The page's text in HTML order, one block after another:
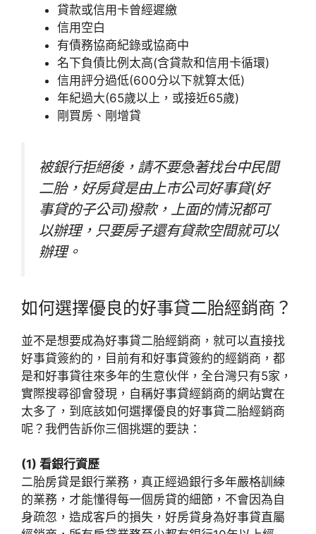
貸款或信用卡曾經遲繳
信用空白
有債務協商紀錄或協商中
名下負債比例太高(含貸款和信用卡循環)
信用評分過低(600分以下就算太低)
年紀過大(65歲以上，或接近65歲)
剛買房、剛增貸
被銀行拒絕後，請不要急著找台中民間
二胎，好房貸是由上市公司好事貸(好
事貸的子公司)撥款，上面的情況都可
以辦理，只要房子還有貸款空間就可以
辦理。
如何選擇優良的好事貸二胎經銷商？
並不是想要成為好事貸二胎經銷商，就可以直接找
好事貸簽約的，目前有和好事貸簽約的經銷商，都
是和好事貸往來多年的生意伙伴，全台灣只有5家，
實際搜尋卻會發現，自稱好事貸經銷商的網站實在
太多了，到底該如何選擇優良的好事貸二胎經銷商
呢？我們告訴你三個挑選的要訣：
(1) 看銀行資歷
二胎房貸是銀行業務，真正經過銀行多年嚴格訓練
的業務，才能懂得每一個房貸的細節，不會因為自
身疏忽，造成客戶的損失，好房貸身為好事貸直屬